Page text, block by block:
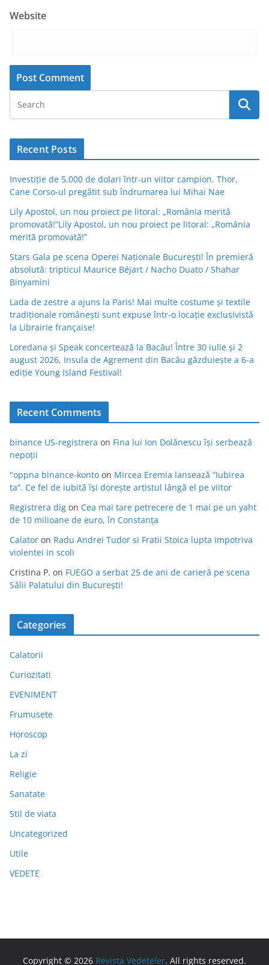
Website
Recent Posts
Investiție de 5.000 de dolari într-un viitor campion. Thor,
Cane Corso-ul pregătit sub îndrumarea lui Mihai Nae
Lily Apostol, un nou proiect pe litoral: „România merită
promovată!”Lily Apostol, un nou proiect pe litoral: „România
merită promovată!”
Stars Gala pe scena Operei Naționale București! În premieră
absolută: tripticul Maurice Béjart / Nacho Duato / Shahar
Binyamini
Lada de zestre a ajuns la Paris! Mai multe costume și textile
tradiționale românești sunt expuse într-o locație exclusivistă
la Librairie française!
Loredana și Speak concertează la Bacău! Între 30 iulie și 2
august 2026, Insula de Agrement din Bacău găzduiește a 6-a
ediție Young Island Festival!
Recent Comments
binance US-registrera on Fina lui Ion Dolănescu își serbează
nepoții
"oppna binance-konto on Mircea Eremia lansează “Iubirea
ta”. Ce fel de iubită își dorește artistul lângă el pe viitor
Registrera dig on Cea mai tare petrecere de 1 mai pe un yaht
de 10 milioane de euro, în Constanța
Calator on Radu Andrei Tudor si Fratii Stoica lupta impotriva
violentei in scoli
Cristina P. on FUEGO a serbat 25 de ani de carieră pe scena
Sălii Palatului din București!
Categories
Calatorii
Curiozitati
EVENIMENT
Frumusete
Horoscop
La zi
Religie
Sanatate
Stil de viata
Uncategorized
Utile
VEDETE
Copyright © 2026 Revista Vedeteler. All rights reserved.